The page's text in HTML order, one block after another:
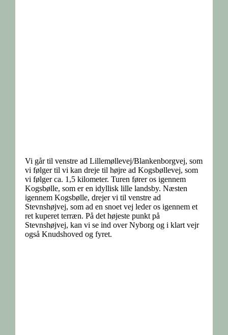
Vi går til venstre ad Lillemøllevej/Blankenborgvej, som
vi følger til vi kan dreje til højre ad Kogsbøllevej, som
vi følger ca. 1,5 kilometer. Turen fører os igennem
Kogsbølle, som er en idyllisk lille landsby. Næsten
igennem Kogsbølle, drejer vi til venstre ad
Stevnshøjvej, som ad en snoet vej leder os igennem et
ret kuperet terræn. På det højeste punkt på
Stevnshøjvej, kan vi se ind over Nyborg og i klart vejr
også Knudshoved og fyret.